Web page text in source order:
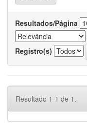
Resultados/Página
Registro(s)
Resultado 1-1 de 1.